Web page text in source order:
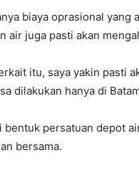
biaya oprasional yang
air juga pasti akan
itu, saya yakin pasti
dilakukan hanya di
bentuk persatuan depot
bersama.